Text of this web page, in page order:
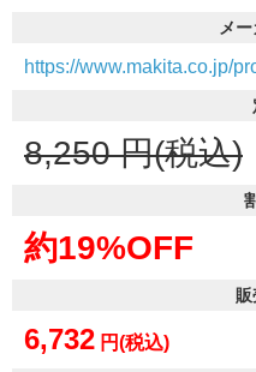
メ
https://www.makita.co.jp/
8,250 円(税込)
約19%OFF
6,732 円(税込)